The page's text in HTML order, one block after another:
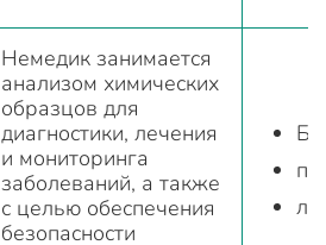
Немедик занимается
анализом химических
образцов для
диагностики, лечения
и мониторинга
заболеваний, а также
с целью обеспечения
безопасности